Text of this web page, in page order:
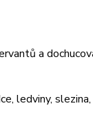
a
ledviny,